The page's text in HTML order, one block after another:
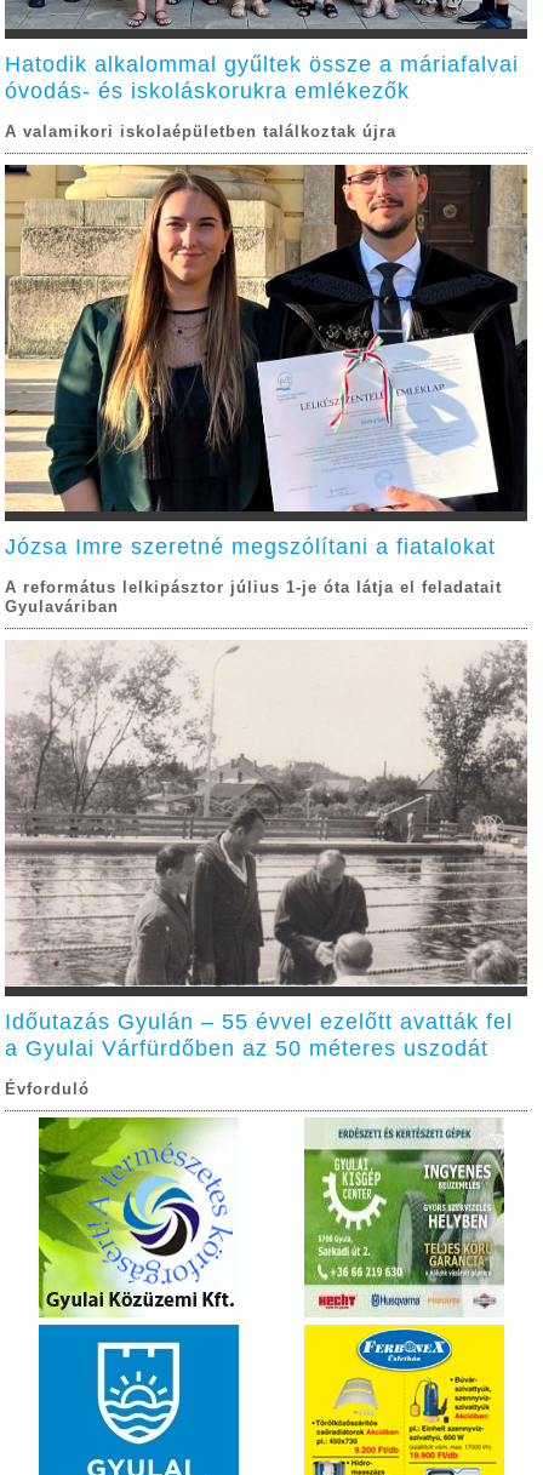
Hatodik alkalommal gyűltek össze a máriafalvai
óvodás- és iskoláskorukra emlékezők
A valamikori iskolaépületben találkoztak újra
Józsa Imre szeretné megszólítani a fiatalokat
A református lelkipásztor július 1-je óta látja el feladatait
Gyulaváriban
Időutazás Gyulán – 55 évvel ezelőtt avatták fel
a Gyulai Várfürdőben az 50 méteres uszodát
Évforduló